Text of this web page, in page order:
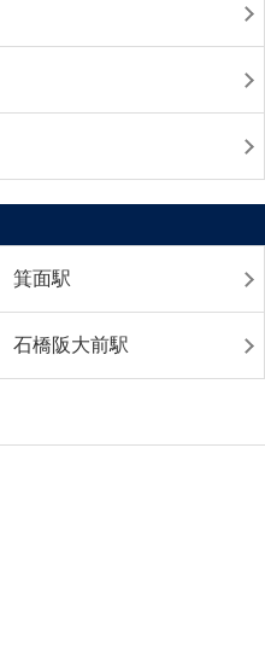
箕面駅
石橋阪大前駅